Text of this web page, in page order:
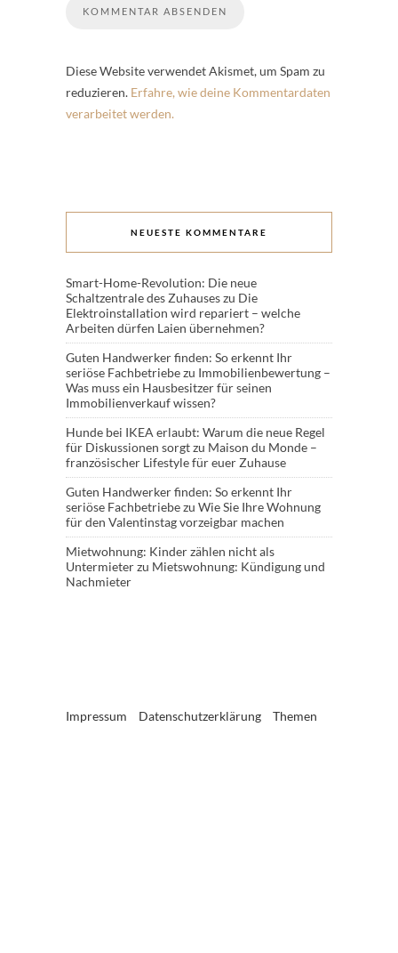
Diese Website verwendet Akismet, um Spam zu
reduzieren. Erfahre, wie deine Kommentardaten
verarbeitet werden.
NEUESTE KOMMENTARE
Smart-Home-Revolution: Die neue
Schaltzentrale des Zuhauseszu Die
Elektroinstallation wird repariert – welche
Arbeiten dürfen Laien übernehmen?
Guten Handwerker finden: So erkennt Ihr
seriöse Fachbetriebezu Immobilienbewertung –
Was muss ein Hausbesitzer für seinen
Immobilienverkauf wissen?
Hunde bei IKEA erlaubt: Warum die neue Regel
für Diskussionen sorgtzu Maison du Monde –
französischer Lifestyle für euer Zuhause
Guten Handwerker finden: So erkennt Ihr
seriöse Fachbetriebezu Wie Sie Ihre Wohnung
für den Valentinstag vorzeigbar machen
Mietwohnung: Kinder zählen nicht als
Untermieterzu Mietswohnung: Kündigung und
Nachmieter
Impressum Datenschutzerklärung Themen